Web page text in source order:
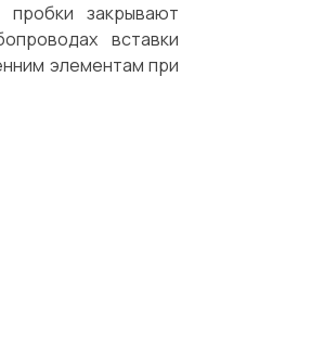
закрывают
вставки
элементам при